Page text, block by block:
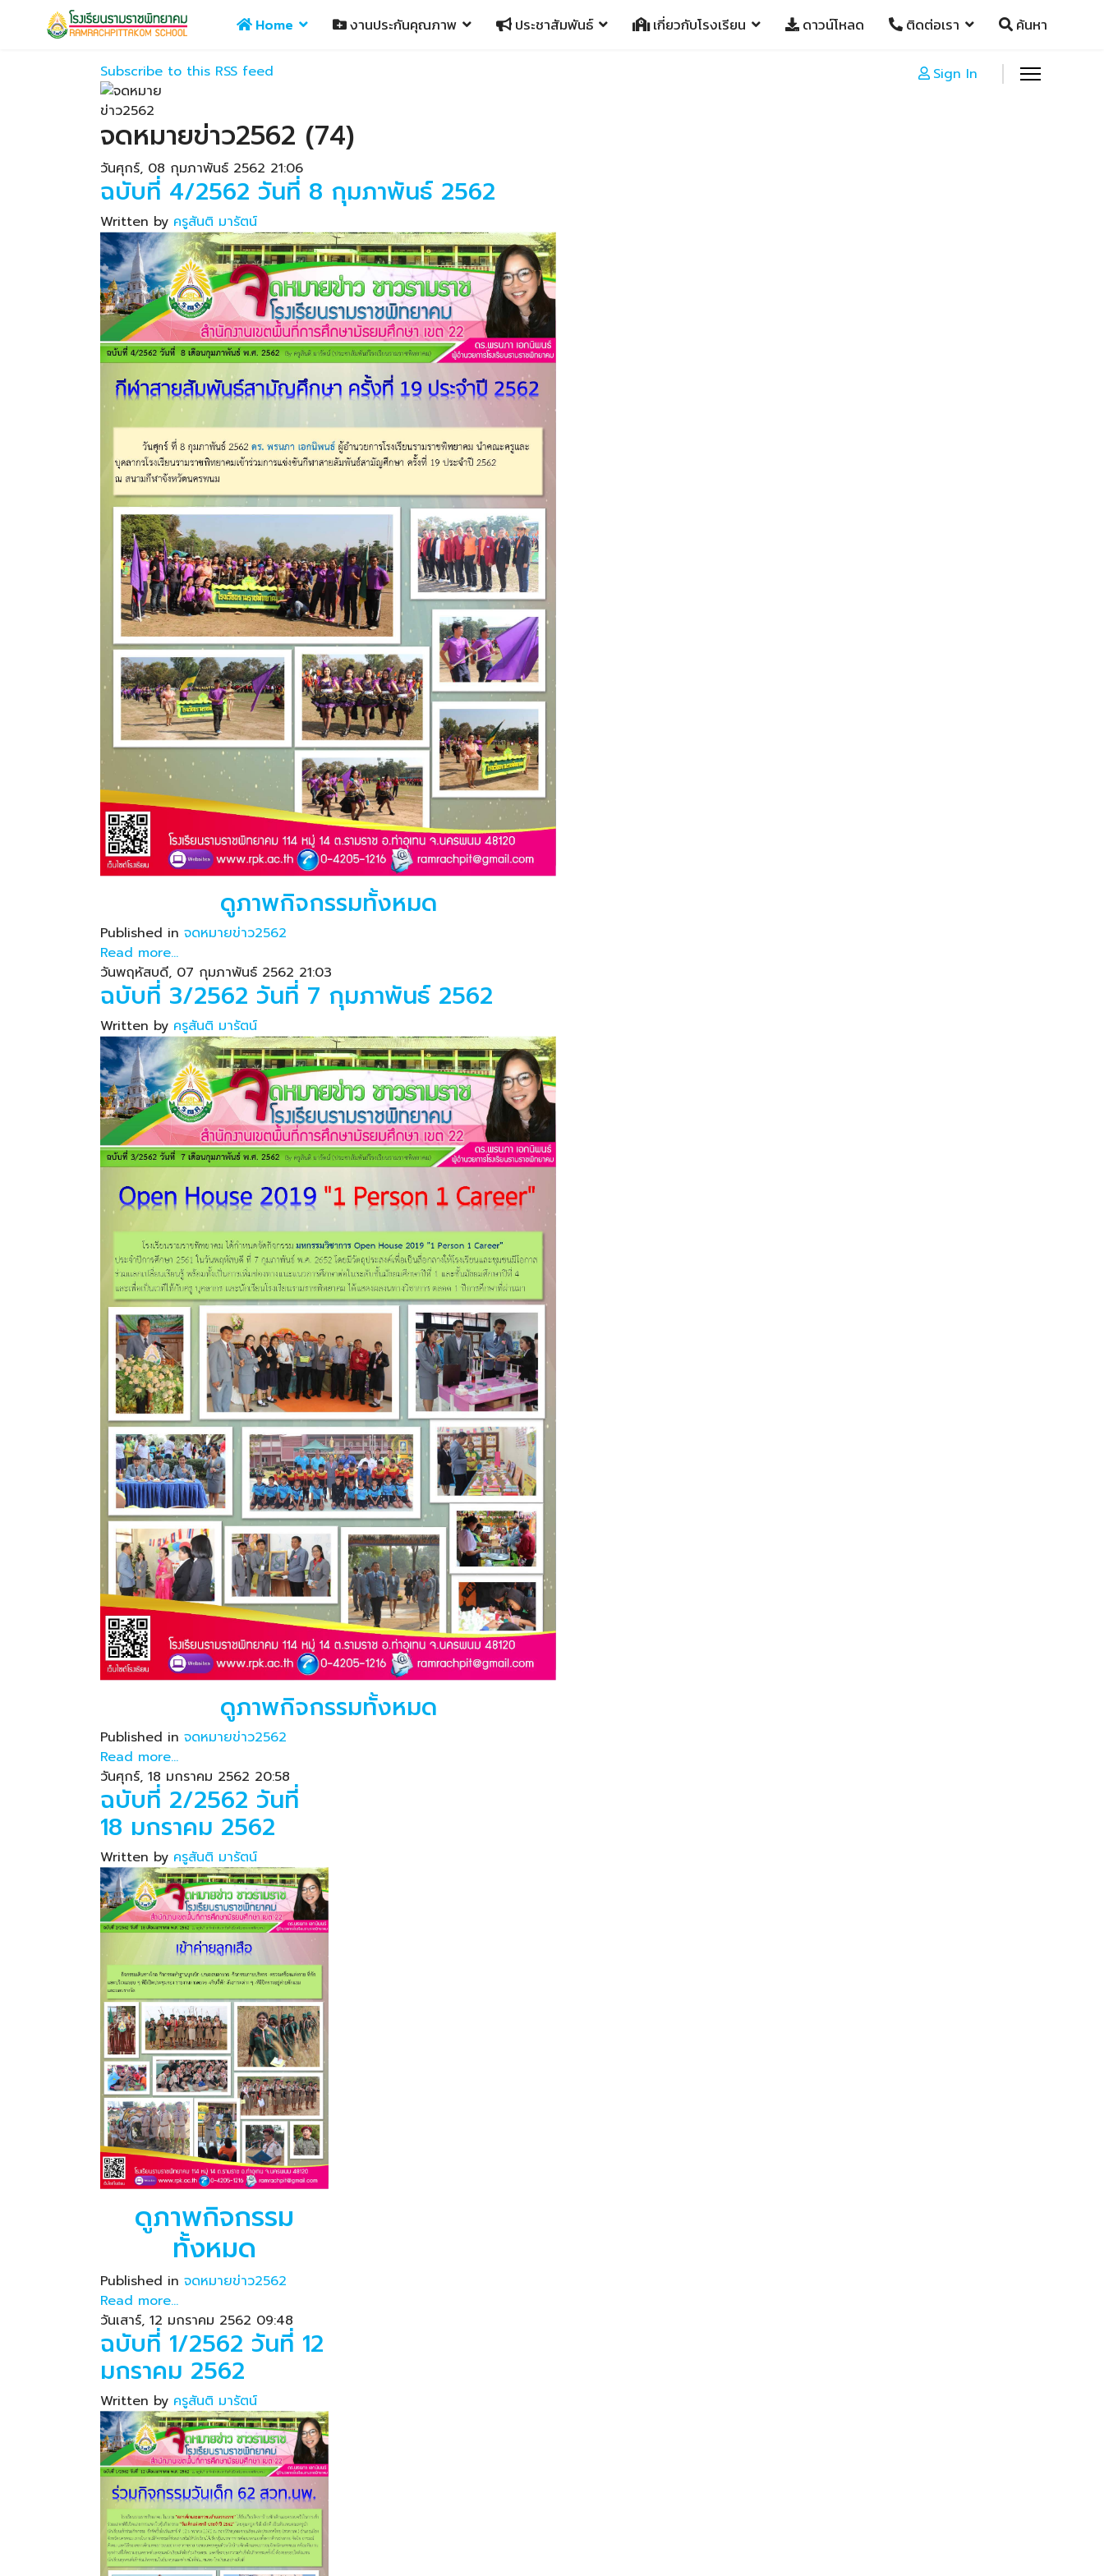
Home งานประกันคุณภาพ ประชาสัมพันธ์ เกี่ยวกับโรงเรียน ดาวน์โหลด ติดต่อเรา ค้นหา
Sign In
Subscribe to this RSS feed
จดหมายข่าว2562 (74)
วันศุกร์, 08 กุมภาพันธ์ 2562 21:06
ฉบับที่ 4/2562 วันที่ 8 กุมภาพันธ์ 2562
Written by ครูสันติ มารัตน์
ดูภาพกิจกรรมทั้งหมด
Published in จดหมายข่าว2562
Read more...
วันพฤหัสบดี, 07 กุมภาพันธ์ 2562 21:03
ฉบับที่ 3/2562 วันที่ 7 กุมภาพันธ์ 2562
Written by ครูสันติ มารัตน์
ดูภาพกิจกรรมทั้งหมด
Published in จดหมายข่าว2562
Read more...
วันศุกร์, 18 มกราคม 2562 20:58
ฉบับที่ 2/2562 วันที่
18 มกราคม 2562
Written by ครูสันติ มารัตน์
ดูภาพกิจกรรม
ทั้งหมด
Published in จดหมายข่าว2562
Read more...
วันเสาร์, 12 มกราคม 2562 09:48
ฉบับที่ 1/2562 วันที่ 12
มกราคม 2562
Written by ครูสันติ มารัตน์